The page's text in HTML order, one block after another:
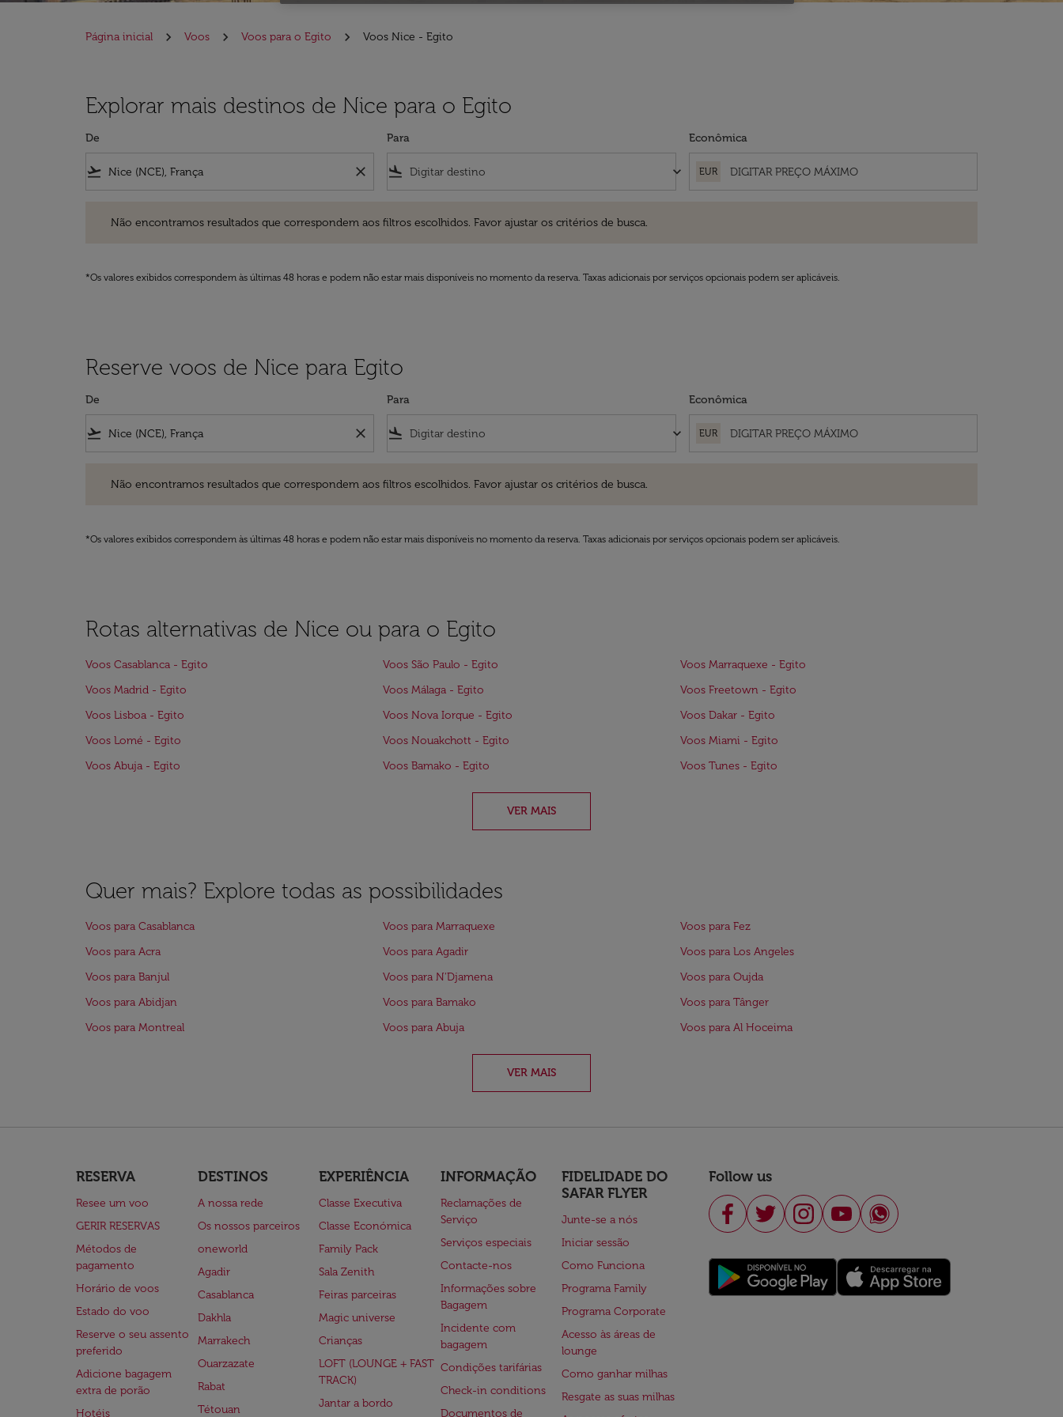
Página inicial Voos Voos para o Egito Voos Nice - Egito
Explorar mais destinos de Nice para o Egito
De
flight_takeoff close
Para
flight_land keyboard_arrow_down
Econômica
EUR
Não encontramos resultados que correspondem aos filtros escolhidos. Favor ajustar os critérios de busca.
*Os valores exibidos correspondem às últimas 48 horas e podem não estar mais disponíveis no momento da reserva. Taxas adicionais por serviços opcionais podem ser aplicáveis.
Reserve voos de Nice para Egito
De
flight_takeoff close
Para
flight_land keyboard_arrow_down
Econômica
EUR
Não encontramos resultados que correspondem aos filtros escolhidos. Favor ajustar os critérios de busca.
*Os valores exibidos correspondem às últimas 48 horas e podem não estar mais disponíveis no momento da reserva. Taxas adicionais por serviços opcionais podem ser aplicáveis.
Rotas alternativas de Nice ou para o Egito
Voos Casablanca - Egito Voos São Paulo - Egito
Voos Marraquexe - Egito
Voos Madrid - Egito
Voos Málaga - Egito
Voos Freetown - Egito
Voos Lisboa - Egito
Voos Nova Iorque - Egito
Voos Dakar - Egito
Voos Lomé - Egito
Voos Nouakchott - Egito
Voos Miami - Egito
Voos Abuja - Egito
Voos Bamako - Egito Voos Tunes - Egito
VER MAIS
Quer mais? Explore todas as possibilidades
Voos para Casablanca Voos para Marraquexe
Voos para Fez
Voos para Acra
Voos para Agadir
Voos para Los Angeles
Voos para Banjul
Voos para N'Djamena
Voos para Oujda
Voos para Abidjan
Voos para Bamako
Voos para Tânger
Voos para Montreal
Voos para Abuja Voos para Al Hoceima
VER MAIS
RESERVA
Resee um voo
GERIR RESERVAS
Métodos de
pagamento
Horário de voos
Estado do voo
Reserve o seu assento
preferido
Adicione bagagem
extra de porão
Hotéis
DESTINOS
A nossa rede
Os nossos parceiros
oneworld
Agadir
Casablanca
Dakhla
Marrakech
Ouarzazate
Rabat
Tétouan
EXPERIÊNCIA
Classe Executiva
Classe Económica
Family Pack
Sala Zenith
Feiras parceiras
Magic universe
Crianças
LOFT (LOUNGE + FAST
TRACK)
Jantar a bordo
INFORMAÇÃO
Reclamações de
Serviço
Serviços especiais
Contacte-nos
Informações sobre
Bagagem
Incidente com
bagagem
Condições tarifárias
Check-in conditions
Documentos de
FIDELIDADE DO
SAFAR FLYER
Junte-se a nós
Iniciar sessão
Como Funciona
Programa Family
Programa Corporate
Acesso às áreas de
lounge
Como ganhar milhas
Resgate as suas milhas
Follow us